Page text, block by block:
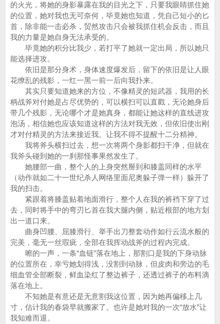
的火光，将她的身影暴露在我的目光之下，只要我眼睛抓住她
的位置，她对我也无可奈何，毕竟她也知道，凭自己短小的匕
首，除非能一击必杀，贸然攻击只会被我抓住机会反击，而且
我的力量是她自身无法承受的。
毕竟她的积分比我少，若打平了她就一定出局，所以她只
能选择进攻。
依旧是那分身术，身体速度爆发后，留下的依旧是让人眼
花缭乱的残影，一红一黑一前一后向我扑来。
其实只要知道她来的方位，不像精灵的短武器，我用的长
柄战斧对付她是占尽优势的，可以横扫可以直戳，无论她身后
带几个残影，无论哪个才是她真身，都能让她这样的直线进攻
泡汤，相信她也应该知道这样的方法对我无效，但依旧使出刚
才对付精灵的方法来接近我。让我不得不提醒十二分精神。
我将斧头横扫过去，想一次将两个身影都扫干净，但就在
我斧头碰到她的一刹那怪事果然发生了。
她腰部一曲，整个人的上身突然掰到和膝盖同样的水平
（动作就如二十一世纪杀人网络里面尼奥躲子弹一样）躲开了
我的扫击。
紧跟着将膝盖贴着地面滑行，整个人在我的裤裆下穿了过
去，同时将手中的弯刃匕首在我大腿内侧，贴近根部的地方划
出一道口来。
曲身凹腰、屈膝滑行、举手出刀整套动作如行云流水般的
完美，毫无一丝瑕疵，全部在我挥动战斧的过程内完成。
嚓的一声，一条“血链”落在地上，那割口是我的下身动脉
的位置所在，幸亏她划得浅，没割到动脉，但皮肉和旁边的毛
细血管全部断裂，鲜血染红了整边裤子，还透过裤子的布料滴
落在地上。
不知她是有意还是无意割我这位置，因为她再偏移上几
寸，估计我的春袋早就搬家了。也许是她对我的一次“放水”让
我知难而退。